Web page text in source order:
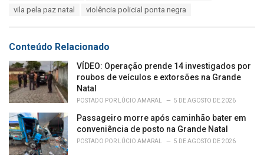
:
vila pela paz natal
violência policial ponta negra
Conteúdo Relacionado
VÍDEO: Operação prende 14 investigados por
roubos de veículos e extorsões na Grande
Natal
POSTADO POR LÚCIO AMARAL 5 DE AGOSTO DE 2026
Passageiro morre após caminhão bater em
conveniência de posto na Grande Natal
POSTADO POR LÚCIO AMARAL 5 DE AGOSTO DE 2026